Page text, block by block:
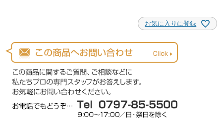
お気に入りに登録